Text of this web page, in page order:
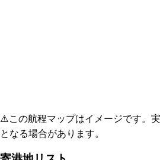
⚠️この航程マップはイメージです。
となる場合があります。